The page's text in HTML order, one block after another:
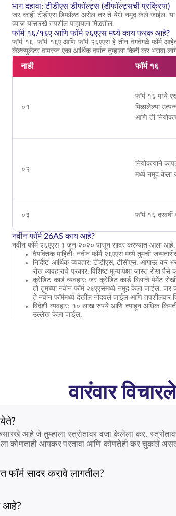
भाग दहावा: टीडीएस डीफॉल्ट्स (डीफॉल्ट्सची प्रक्रिया)
जर काही टीडीएस डिफॉल्ट असेल तर ते येथे नमूद केले जाईल. या
व्याज यांसारखे तपशील पाहायला मिळतील.
फॉर्म १६/१६ए आणि फॉर्म २६एएस मध्ये काय फरक आहे?
फॉर्म १६, फॉर्म १६ए आणि फॉर्म २६एएस हे तीन वेगवेगळे फॉर्म
कॅल्क्युलेटर वापरून एका आर्थिक वर्षात तुम्हाला किती कर
नाही फॉर्म १६
०१
फॉर्म १६ मध्ये
मिळालेल्या
आणि ती
०२
नियोक्त्याने
मध्ये नमूद केला
०३ फॉर्म १६
नवीन फॉर्म 26AS काय आहे?
नवीन फॉर्म २६एएस १ जून २०२० पासून सादर करण्यात आला
वैयक्तिक माहिती: नवीन फॉर्म २६एएस मध्ये तुमची
निर्दिष्ट आर्थिक व्यवहार: टीडीएस, टीसीएस, आगाऊ कर
रोख व्यवहाराचे प्रकार, विशिष्ट मूल्यापेक्षा जास्त रोख
क्रेडिट कार्ड व्यवहार: जर क्रेडिट कार्ड बिलाचे
तो तुमच्या नवीन फॉर्म २६एएसमध्ये नमूद केला जाईल.
ते नवीन फॉर्ममध्ये देखील नोंदवले जाईल आणि तपशीलवार
विदेशी व्यवहार: १० लाख रुपये आणि त्याहून अधिक
उल्लेख केला जाईल.
वारंवार
आहे जे तुम्हाला स्त्रोतावर वजा केलेला कर,
कोणताही आयकर परतावा आणि कोणतेही कर चुकले
फॉर्म सादर करावे लागतील?
आहे?